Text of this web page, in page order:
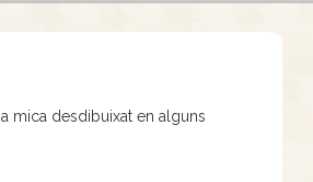
mica desdibuixat en alguns